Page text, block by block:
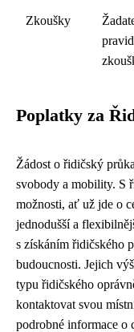
Zkoušky
Poplatky za
Žádost o řidičský
svobody a mobility. S
možnosti, ať už jde o
jednodušší a
s získáním řidičského
budoucnosti. Jejich
typu řidičského
kontaktovat svou
podrobné informace o